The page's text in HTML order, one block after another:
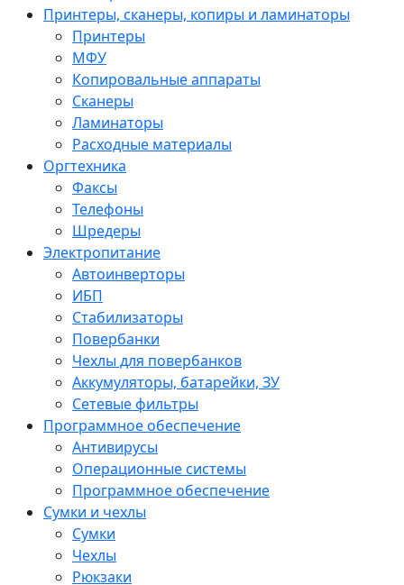
Принтеры, сканеры, копиры и ламинаторы
Принтеры
МФУ
Копировальные аппараты
Сканеры
Ламинаторы
Расходные материалы
Оргтехника
Факсы
Телефоны
Шредеры
Электропитание
Автоинверторы
ИБП
Стабилизаторы
Повербанки
Чехлы для повербанков
Аккумуляторы, батарейки, ЗУ
Сетевые фильтры
Программное обеспечение
Антивирусы
Операционные системы
Программное обеспечение
Сумки и чехлы
Сумки
Чехлы
Рюкзаки